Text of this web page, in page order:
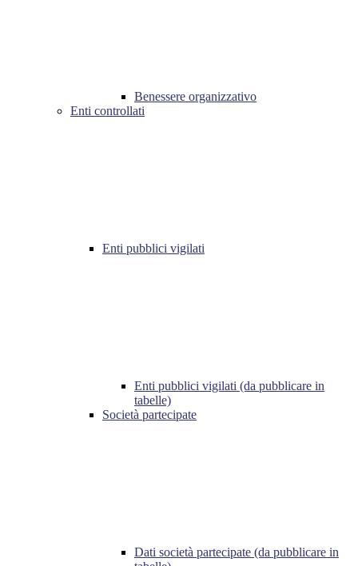
Benessere organizzativo
Enti controllati
Enti pubblici vigilati
Enti pubblici vigilati (da pubblicare in
tabelle)
Società partecipate
Dati società partecipate (da pubblicare in